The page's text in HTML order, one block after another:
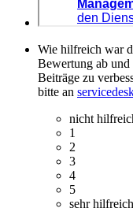
Wie hilfreich war
Bewertung ab
Beiträge zu
bitte an
nicht
1
2
3
4
5
sehr hilfreich